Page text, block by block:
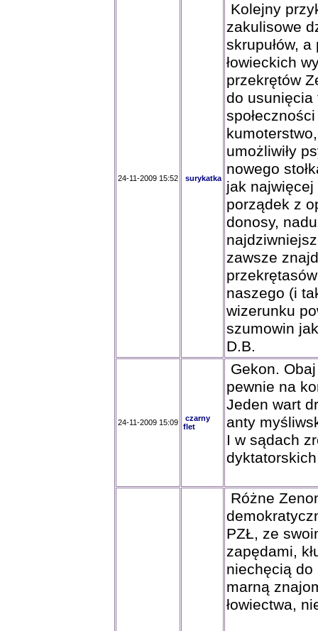
24-11-2009 15:52 surykatka
Kolejny
zakulisowe
skrupułów,
łowieckich
przekrętów
do
umożliwiły
nowego
jak
porządek z
donosy,
zawsze
naszego (i
wizerunku
szumowin
D.B.
24-11-2009 15:09
czarny
flet
Gekon.
pewnie na
Jeden wart
anty
I w sądach
Różne
PZŁ, ze
zapędami,
niechęcią do
marną
łowiectwa,